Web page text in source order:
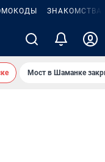
ЗНАКОМСТВА
Мост в Шаманке